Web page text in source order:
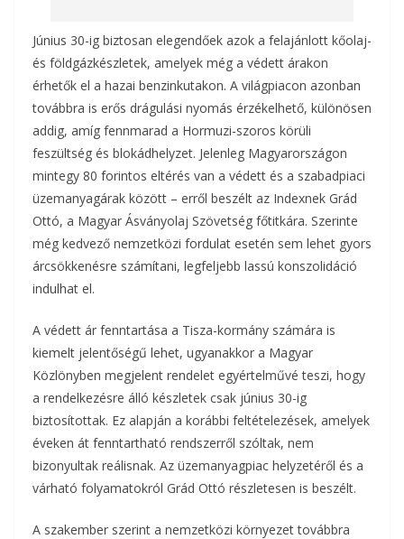
Június 30-ig biztosan elegendőek azok a felajánlott kőolaj-
és földgázkészletek, amelyek még a védett árakon
érhetők el a hazai benzinkutakon. A világpiacon azonban
továbbra is erős drágulási nyomás érzékelhető, különösen
addig, amíg fennmarad a Hormuzi-szoros körüli
feszültség és blokádhelyzet. Jelenleg Magyarországon
mintegy 80 forintos eltérés van a védett és a szabadpiaci
üzemanyagárak között – erről beszélt az Indexnek Grád
Ottó, a Magyar Ásványolaj Szövetség főtitkára. Szerinte
még kedvező nemzetközi fordulat esetén sem lehet gyors
árcsökkenésre számítani, legfeljebb lassú konszolidáció
indulhat el.
A védett ár fenntartása a Tisza-kormány számára is
kiemelt jelentőségű lehet, ugyanakkor a Magyar
Közlönyben megjelent rendelet egyértelművé teszi, hogy
a rendelkezésre álló készletek csak június 30-ig
biztosítottak. Ez alapján a korábbi feltételezések, amelyek
éveken át fenntartható rendszerről szóltak, nem
bizonyultak reálisnak. Az üzemanyagpiac helyzetéről és a
várható folyamatokról Grád Ottó részletesen is beszélt.
A szakember szerint a nemzetközi környezet továbbra